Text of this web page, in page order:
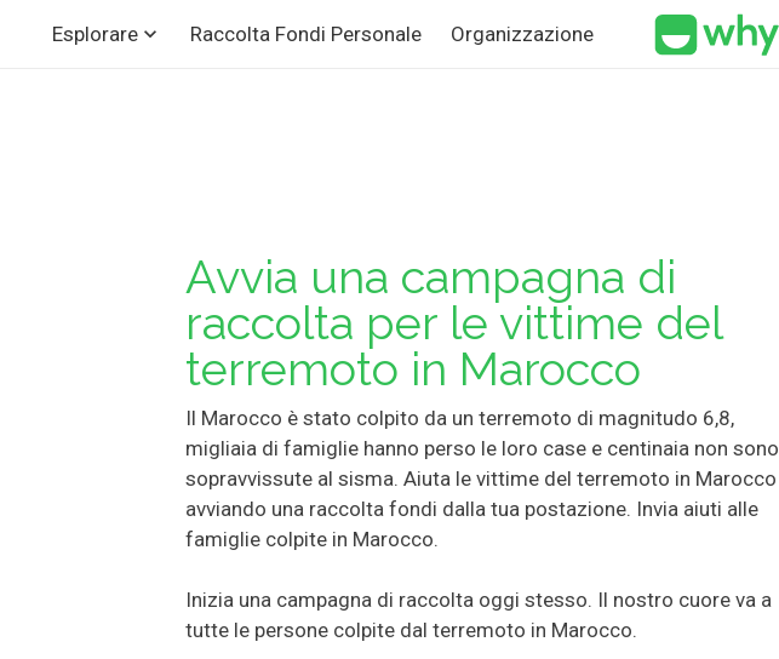
Esplorare Raccolta Fondi Personale Organizzazione
Avvia una campagna di
raccolta per le vittime del
terremoto in Marocco
Il Marocco è stato colpito da un terremoto di magnitudo 6,8,
migliaia di famiglie hanno perso le loro case e centinaia non sono
sopravvissute al sisma. Aiuta le vittime del terremoto in Marocco
avviando una raccolta fondi dalla tua postazione. Invia aiuti alle
famiglie colpite in Marocco.
Inizia una campagna di raccolta oggi stesso. Il nostro cuore va a
tutte le persone colpite dal terremoto in Marocco.